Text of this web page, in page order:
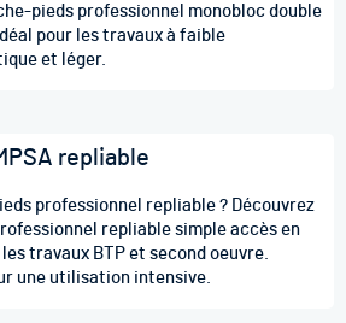
pieds professionnel monobloc double
pour les travaux à faible
et léger.
repliable
repliable ? Découvrez
repliable simple accès en
travaux BTP et second oeuvre.
une utilisation intensive.